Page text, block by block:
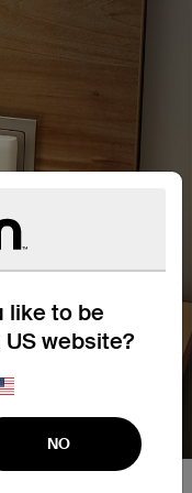
like to be
website?
NO